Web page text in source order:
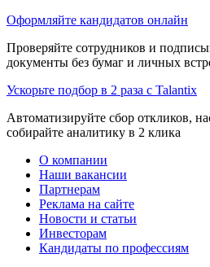
Оформляйте кандидатов онлайн
Проверяйте сотрудников и
документы без бумаг и личных
Ускорьте подбор в 2 раза с Talantix
Автоматизируйте сбор откликов,
собирайте аналитику в 2 клика
О компании
Наши вакансии
Партнерам
Реклама на сайте
Новости и статьи
Инвесторам
Кандидаты по профессиям